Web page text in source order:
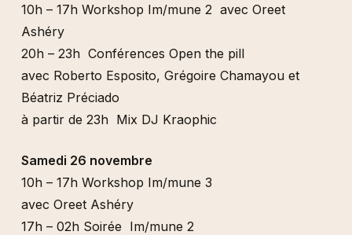
10h – 17h Workshop Im/mune 2 avec Oreet
Ashéry
20h – 23h Conférences Open the pill
avec Roberto Esposito, Grégoire Chamayou et
Béatriz Préciado
à partir de 23h Mix DJ Kraophic
Samedi 26 novembre
10h – 17h Workshop Im/mune 3
avec Oreet Ashéry
17h – 02h Soirée Im/mune 2